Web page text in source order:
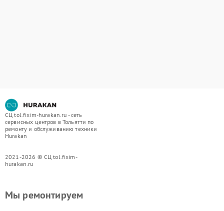
СЦ tol.fixim-hurakan.ru - сеть
сервисных центров в Тольятти по
ремонту и обслуживанию техники
Hurakan
2021-2026 © СЦ tol.fixim-
hurakan.ru
Мы ремонтируем